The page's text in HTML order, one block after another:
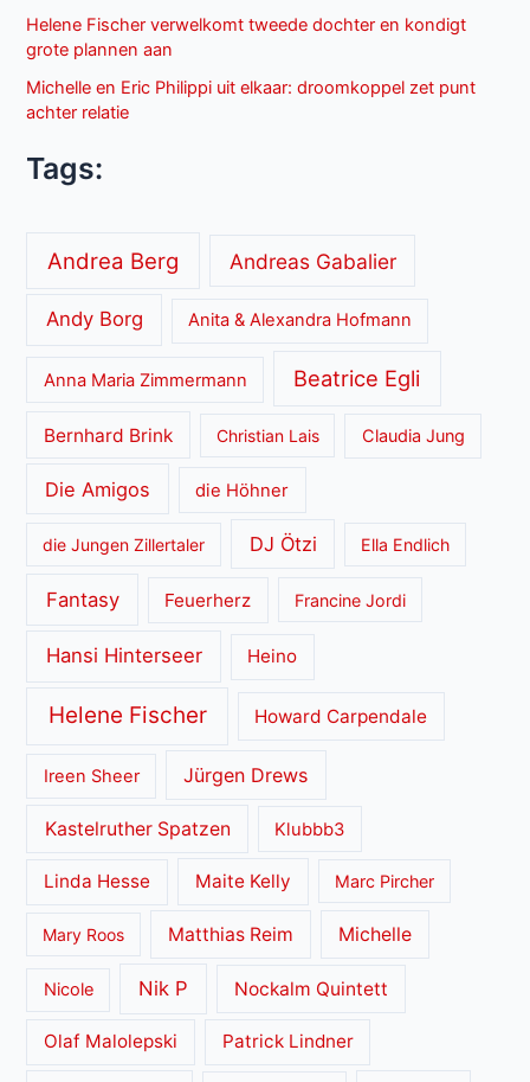
Helene Fischer verwelkomt tweede dochter en kondigt
grote plannen aan
Michelle en Eric Philippi uit elkaar: droomkoppel zet punt
achter relatie
Tags:
Andrea Berg Andreas Gabalier
Andy Borg Anita & Alexandra Hofmann
Anna Maria Zimmermann Beatrice Egli
Bernhard Brink Christian Lais Claudia Jung
Die Amigos die Höhner
die Jungen Zillertaler DJ Ötzi Ella Endlich
Fantasy Feuerherz Francine Jordi
Hansi Hinterseer Heino
Helene Fischer Howard Carpendale
Ireen Sheer Jürgen Drews
Kastelruther Spatzen Klubbb3
Linda Hesse Maite Kelly Marc Pircher
Mary Roos Matthias Reim Michelle
Nicole Nik P Nockalm Quintett
Olaf Malolepski Patrick Lindner